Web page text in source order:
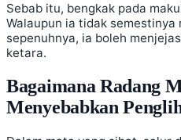
Sebab itu, bengkak pada
Walaupun ia tidak semestinya
sepenuhnya, ia boleh
ketara.
Bagaimana Radang
Menyebabkan